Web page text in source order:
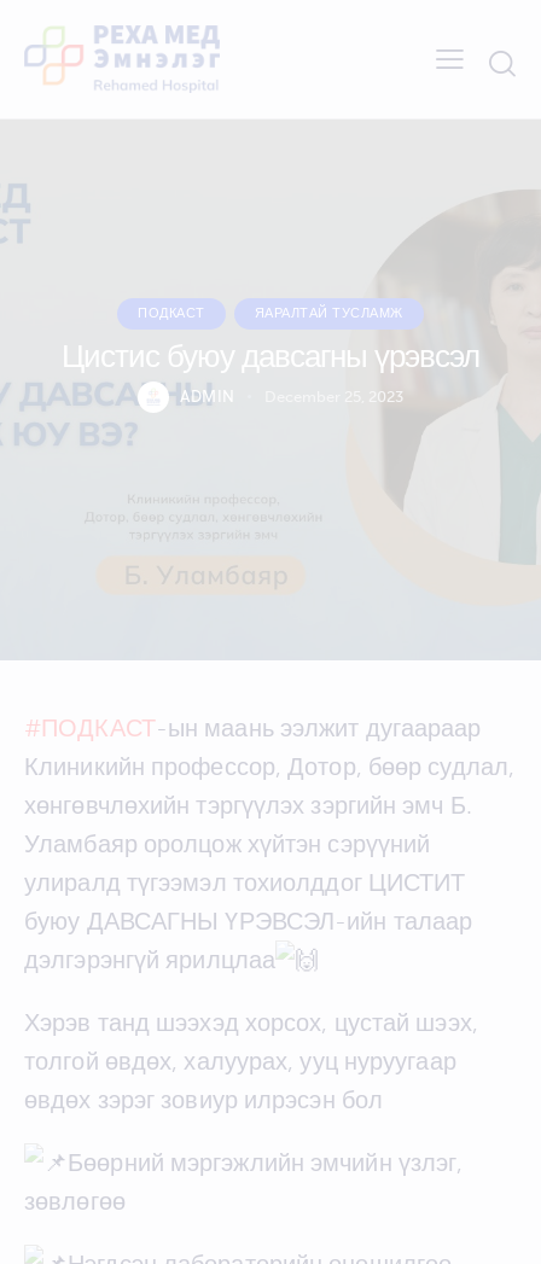
ПОДКАСТ ЯАРАЛТАЙ ТУСЛАМЖ
Цистис буюу давсагны үрэвсэл
ADMIN December 25, 2023
#ПОДКАСТ-ын маань ээлжит дугаараар
Клиникийн профессор, Дотор, бөөр судлал,
хөнгөвчлөхийн тэргүүлэх зэргийн эмч Б.
Уламбаяр оролцож хүйтэн сэрүүний
улиралд түгээмэл тохиолддог ЦИСТИТ
буюу ДАВСАГНЫ ҮРЭВСЭЛ-ийн талаар
дэлгэрэнгүй ярилцлаа
Хэрэв танд шээхэд хорсох, цустай шээх,
толгой өвдөх, халуурах, ууц нуруугаар
өвдөх зэрэг зовиур илрэсэн бол
Бөөрний мэргэжлийн эмчийн үзлэг,
зөвлөгөө